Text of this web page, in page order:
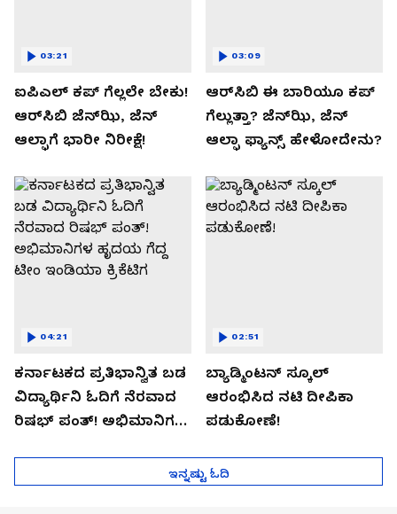
ಐಪಿಎಲ್ ಕಪ್‌ ಗೆಲ್ಲಲೇ ಬೇಕು!
ಆರ್‌ಸಿಬಿ ಜೆನ್‌ಝಿ, ಜೆನ್‌
ಆಲ್ಫಾಗೆ ಭಾರೀ ನಿರೀಕ್ಷೆ!
03:21
ಆರ್‌ಸಿಬಿ ಈ ಬಾರಿಯೂ ಕಪ್‌
ಗೆಲ್ಲುತ್ತಾ? ಜೆನ್‌ಝಿ, ಜೆನ್‌
ಆಲ್ಫಾ ಫ್ಯಾನ್ಸ್ ಹೇಳೋದೇನು?
03:09
ಕರ್ನಾಟಕದ ಪ್ರತಿಭಾನ್ವಿತ ಬಡ
ವಿದ್ಯಾರ್ಥಿನಿ ಓದಿಗೆ ನೆರವಾದ
ರಿಷಭ್ ಪಂತ್! ಅಭಿಮಾನಿಗಳ
04:21
ಬ್ಯಾಡ್ಮಿಂಟನ್ ಸ್ಕೂಲ್​
ಆರಂಭಿಸಿದ ನಟಿ ದೀಪಿಕಾ
ಪಡುಕೋಣೆ!
02:51
ಇನ್ನಷ್ಟು ಓದಿ